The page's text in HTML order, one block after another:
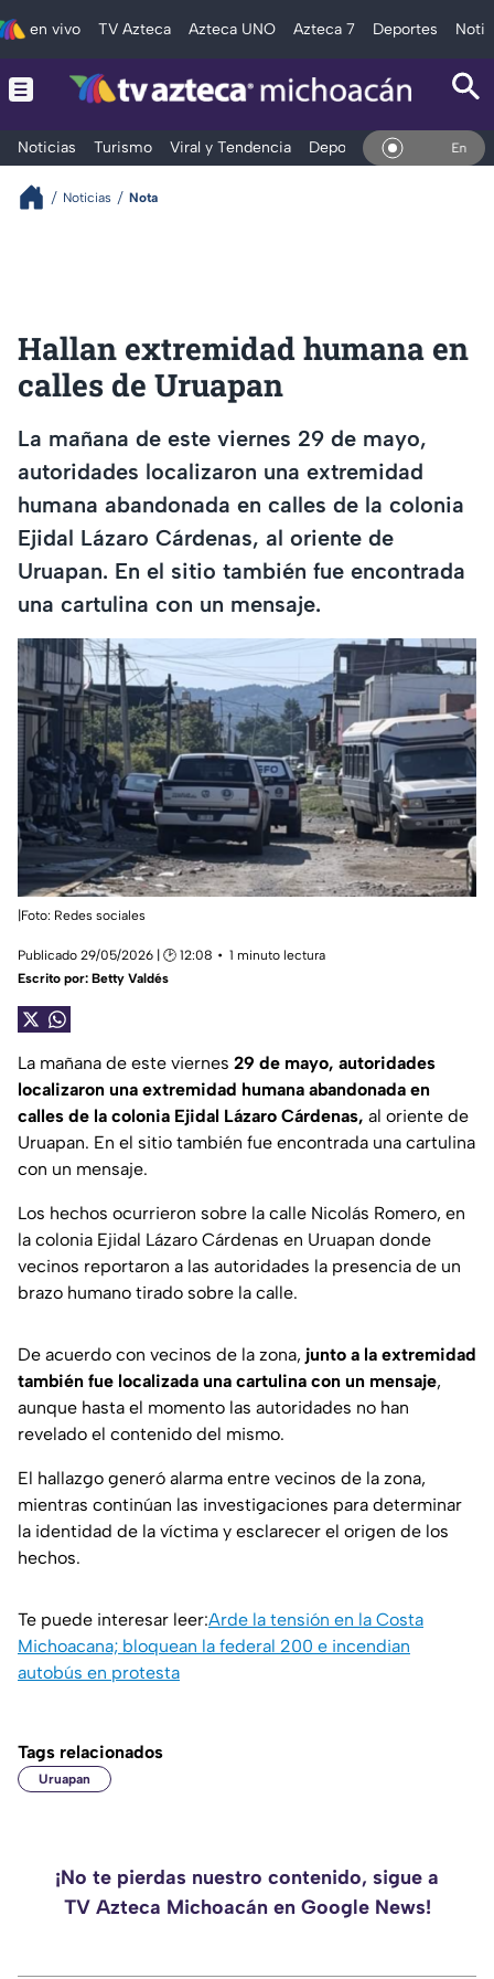
en vivo TV Azteca Azteca UNO Azteca 7 Deportes
Noticias Turismo Viral y Tendencia Deportes Espectáculos
En Vivo
Noticias Nota
Hallan extremidad humana en
calles de Uruapan
La mañana de este viernes 29 de mayo,
autoridades localizaron una extremidad
humana abandonada en calles de la colonia
Ejidal Lázaro Cárdenas, al oriente de
Uruapan. En el sitio también fue encontrada
una cartulina con un mensaje.
|Foto: Redes sociales
Publicado 29/05/2026 | 🕑 12:08
1 minuto lectura
Escrito por: Betty Valdés
La mañana de este viernes 29 de mayo, autoridades
localizaron una extremidad humana abandonada en
calles de la colonia Ejidal Lázaro Cárdenas, al oriente de
Uruapan. En el sitio también fue encontrada una cartulina
con un mensaje.
Los hechos ocurrieron sobre la calle Nicolás Romero, en
la colonia Ejidal Lázaro Cárdenas en Uruapan donde
vecinos reportaron a las autoridades la presencia de un
brazo humano tirado sobre la calle.
De acuerdo con vecinos de la zona, junto a la extremidad
también fue localizada una cartulina con un mensaje,
aunque hasta el momento las autoridades no han
revelado el contenido del mismo.
El hallazgo generó alarma entre vecinos de la zona,
mientras continúan las investigaciones para determinar
la identidad de la víctima y esclarecer el origen de los
hechos.
Te puede interesar leer:Arde la tensión en la Costa
Michoacana; bloquean la federal 200 e incendian
autobús en protesta
Tags relacionados
Uruapan
¡No te pierdas nuestro contenido, sigue a
TV Azteca Michoacán en Google News!